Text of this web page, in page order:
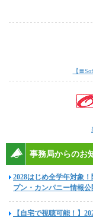
【〓
事務局からのお
2028はじめ全学年対象
プン・カンパニー情報公
【自宅で視聴可能！】